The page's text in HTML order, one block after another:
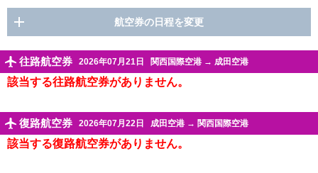
航空券の日程を変更
往路航空券 2026年07月21日 関西国際空港 → 成田空港
該当する往路航空券がありません。
復路航空券 2026年07月22日 成田空港 → 関西国際空港
該当する復路航空券がありません。